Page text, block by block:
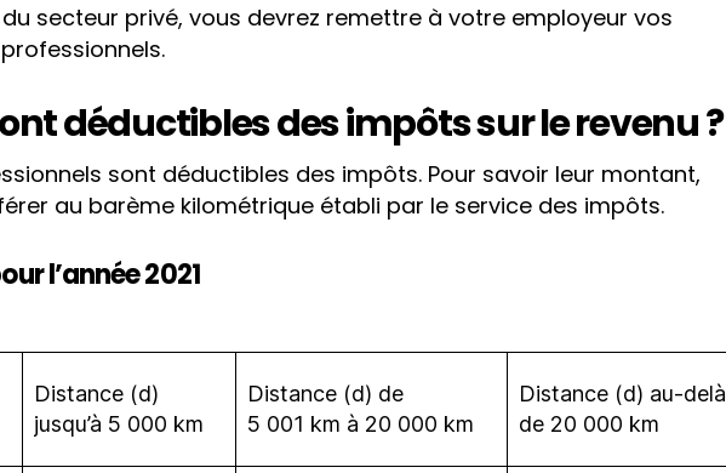
secteur privé, vous devrez remettre à votre employeur vos
déductibles des impôts sur le revenu ?
sont déductibles des impôts. Pour savoir leur montant,
au barème kilométrique établi par le service des impôts.
l’année 2021
Distance (d)
jusqu’à 5 000 km
Distance (d) de
5 001 km à 20 000 km
Distance (d) au-delà
de 20 000 km